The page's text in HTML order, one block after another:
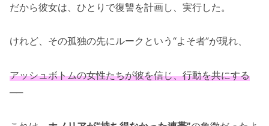
だから彼女は、ひとりで復讐を計画し、実行した。
けれど、その孤独の先にルークという“よそ者”が現れ、
アッシュボトムの女性たちが彼を信じ、行動を共にする
──